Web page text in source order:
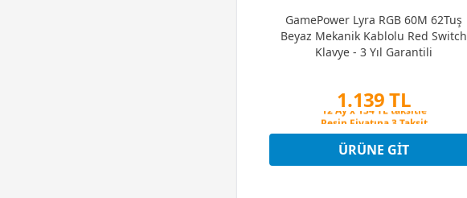
GamePower Lyra RGB 60M 62Tuş
Beyaz Mekanik Kablolu Red Switch
Klavye - 3 Yıl Garantili
1.139 TL
Peşin Fiyatına 3 Taksit
12 Ay x 134 TL taksitle
Peşin Fiyatına 3 Taksit
ÜRÜNE GIT